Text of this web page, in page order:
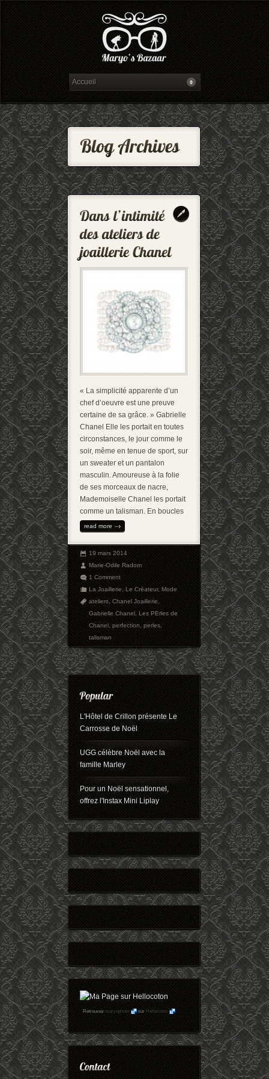
« La simplicité apparente d’un
chef d’oeuvre est une preuve
certaine de sa grâce. » Gabrielle
Chanel Elle les portait en toutes
circonstances, le jour comme le
soir, même en tenue de sport, sur
un sweater et un pantalon
masculin. Amoureuse à la folie
de ses morceaux de nacre,
Mademoiselle Chanel les portait
comme un talisman. En boucles
read more
19 mars 2014
Marie-Odile Radom
1 Comment
La Joaillerie,Le Créateur,Mode
ateliers,Chanel Joaillerie,
Gabrielle Chanel,Les PErles de
Chanel,perfection,perles,
talisman
L'Hôtel de Crillon présente Le
Carrosse de Noël
UGG célèbre Noël avec la
famille Marley
Pour un Noël sensationnel,
offrez l'Instax Mini Liplay
Retrouvezmaryophoto surHellocoton